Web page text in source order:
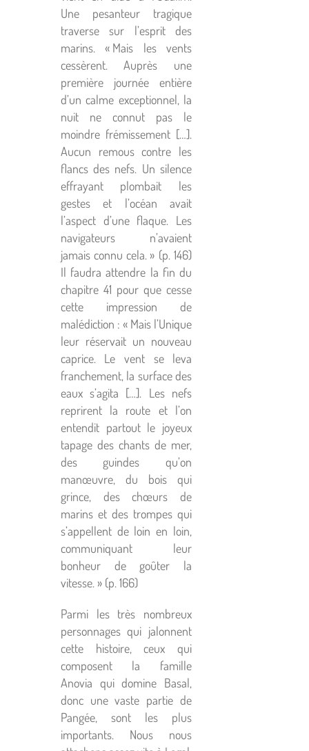
Une pesanteur tragique
traverse sur l’esprit des
marins. « Mais les vents
cessèrent. Auprès une
première journée entière
d’un calme exceptionnel, la
nuit ne connut pas le
moindre frémissement […].
Aucun remous contre les
flancs des nefs. Un silence
effrayant plombait les
gestes et l’océan avait
l’aspect d’une flaque. Les
navigateurs n’avaient
jamais connu cela. » (p. 146)
Il faudra attendre la fin du
chapitre 41 pour que cesse
cette impression de
malédiction : « Mais l’Unique
leur réservait un nouveau
caprice. Le vent se leva
franchement, la surface des
eaux s’agita […]. Les nefs
reprirent la route et l’on
entendit partout le joyeux
tapage des chants de mer,
des guindes qu’on
manœuvre, du bois qui
grince, des chœurs de
marins et des trompes qui
s’appellent de loin en loin,
communiquant leur
bonheur de goûter la
vitesse. » (p. 166)
Parmi les très nombreux
personnages qui jalonnent
cette histoire, ceux qui
composent la famille
Anovia qui domine Basal,
donc une vaste partie de
Pangée, sont les plus
importants. Nous nous